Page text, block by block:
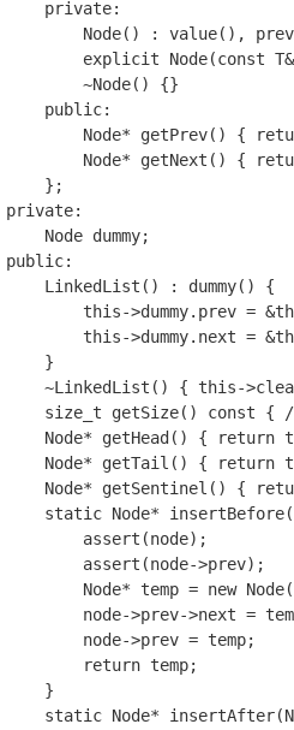
private:
Node() : value(), prev
explicit
Node(const T&
~Node()
{}
public:
Node* getPrev() {
Node* getNext () {
};
private:
Node dummy;
public:
LinkedList () : dummy()
{
this->dummy. prev = &
this->dummy. next = &
}
~LinkedList () { this->
size_t
getSize() const {
Node* getHead () { return
Node* getTail () { return
Node* getSentinel () {
static Node* insertBefore(
assert (node);
assert (node->prev);
Node* temp = new Node(
node->prev->next =
node->prev = temp;
return temp;
}
static Node* insertAfter(